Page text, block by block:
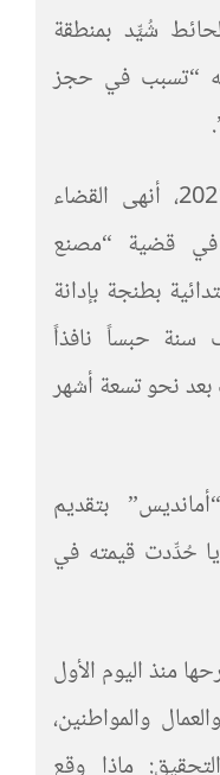
شُيِّد بمنطقة
“تسبب في حجز
ويوم الخميس 09 دجنبر 2021، أنهى القضاء
في قضية “مصنع
بطنجة بإدانة
حبساً نافذاً
بعد نحو تسعة أشهر
بتقديم
حُدِّدت قيمته في
منذ اليوم الأول
والمواطنين،